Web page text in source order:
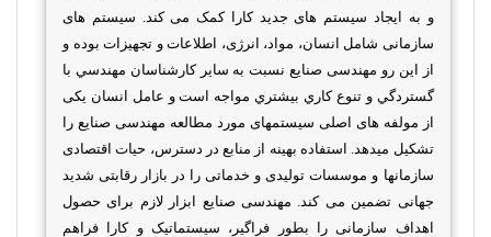
و به ایجاد سیستم های جدید کارا کمک می کند. سیستم های
سازمانی شامل انسان، مواد، انرژی، اطلاعات و تجهیزات بوده و
از این رو مهندسی صنایع نسبت به ساير كارشناسان مهندسي با
گستردگي و تنوع كاري بيشتري مواجه است و عامل انسان یکی
از مولفه های اصلی سیستمهای مورد مطالعه مهندسی صنایع را
تشکیل میدهد. استفاده بهینه از منابع در دسترس، حیات اقتصادی
سازمانها و موسسات تولیدی و خدماتی را در بازار رقابتی شدید
جهانی تضمین می کند. مهندسی صنایع ابزار لازم برای حصول
اهداف سازمانی را بطور فراگیر، سیستماتیک و کارا فراهم